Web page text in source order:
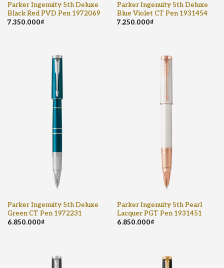
Parker Ingenuity 5th Deluxe
Black Red PVD Pen 1972069
7.350.000₫
Parker Ingenuity 5th Deluxe
Blue Violet CT Pen 1931454
7.250.000₫
Parker Ingenuity 5th Deluxe
Green CT Pen 1972231
6.850.000₫
Parker Ingenuity 5th Pearl
Lacquer PGT Pen 1931451
6.850.000₫